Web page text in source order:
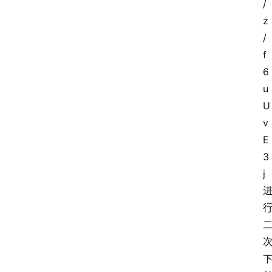
/
z
/
f
6
u
U
v
E
3
j
进
行
二
次
下